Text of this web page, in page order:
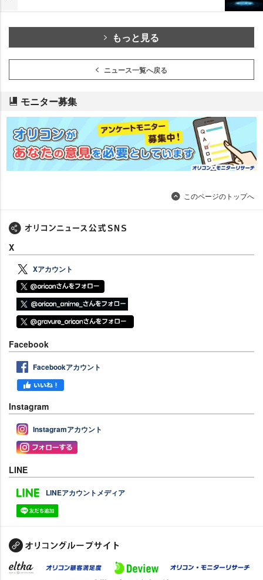
もっと見る
ニュース一覧へ戻る
モニター募集
このページのトップへ
X
Xアカウント
Facebook
Facebookアカウント
Instagram
Instagramアカウント
LINE
LINEアカウントメディア